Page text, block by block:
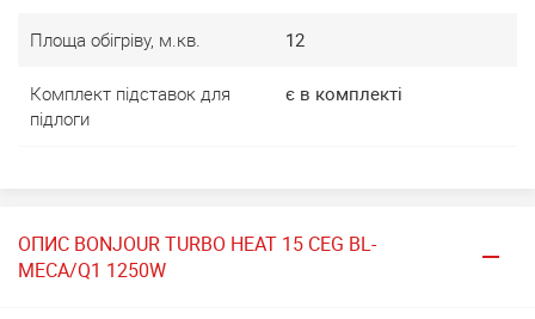
Площа обігріву, м.кв. 12
Комплект підставок для
підлоги
є в комплекті
ОПИС BONJOUR TURBO HEAT 15 CEG BL-
MECA/Q1 1250W